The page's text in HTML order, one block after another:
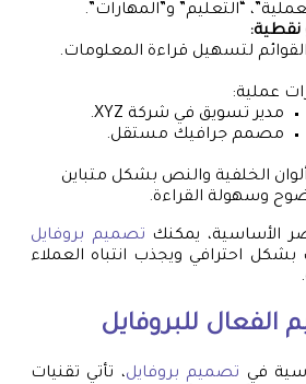
“التعليم” و”المهارات”.
نقطية:
لتسهيل قراءة المعلومات.
عملية:
مدير تسويق في شركة XYZ.
مصمم جرافيك مستقل.
الخلفية والنص بشكل متباين
وسهولة القراءة.
الأساسية، يمكنك تصميم بروفايل
احترافي ويجذب انتباه العملاء
الفعال للبروفايل
في تصميم بروفايل، تأتي تقنيات